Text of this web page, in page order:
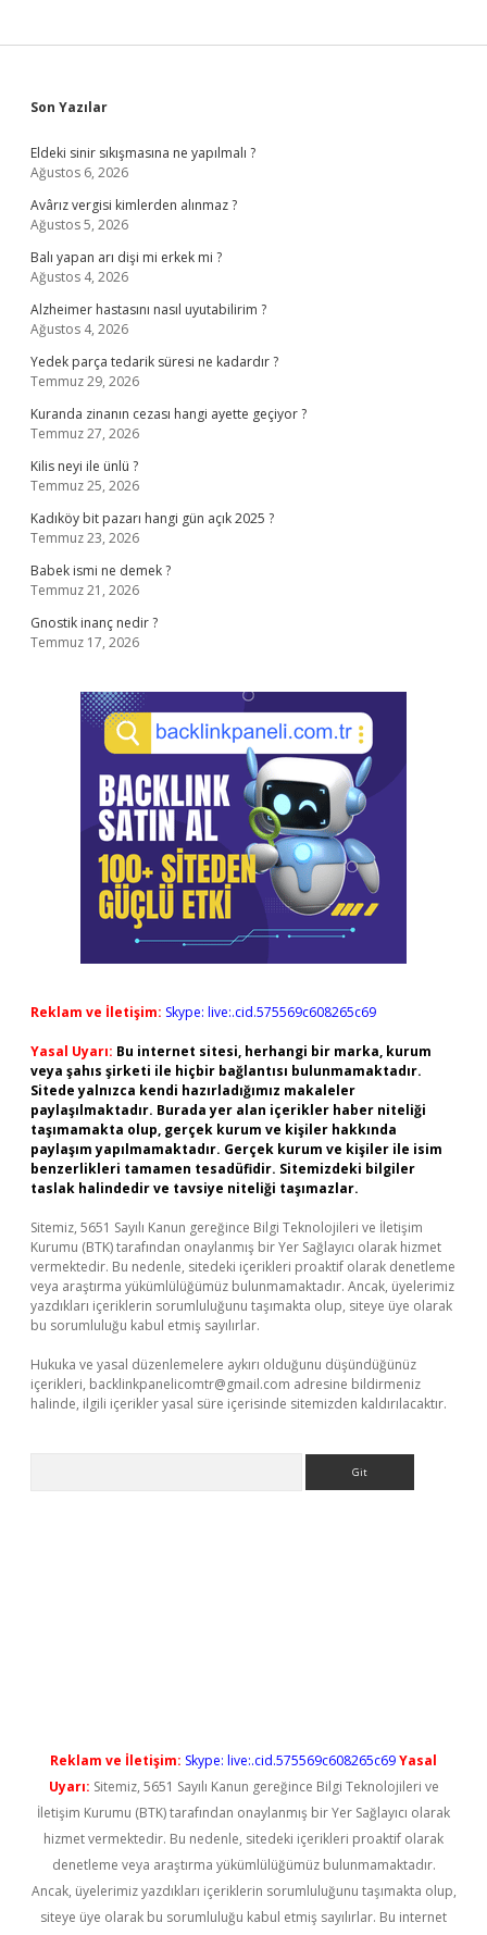
Sidebar
Son Yazılar
Eldeki sinir sıkışmasına ne yapılmalı ?
Ağustos 6, 2026
Avârız vergisi kimlerden alınmaz ?
Ağustos 5, 2026
Balı yapan arı dişi mi erkek mi ?
Ağustos 4, 2026
Alzheimer hastasını nasıl uyutabilirim ?
Ağustos 4, 2026
Yedek parça tedarik süresi ne kadardır ?
Temmuz 29, 2026
Kuranda zinanın cezası hangi ayette geçiyor ?
Temmuz 27, 2026
Kilis neyi ile ünlü ?
Temmuz 25, 2026
Kadıköy bit pazarı hangi gün açık 2025 ?
Temmuz 23, 2026
Babek ismi ne demek ?
Temmuz 21, 2026
Gnostik inanç nedir ?
Temmuz 17, 2026
Reklam ve İletişim: Skype: live:.cid.575569c608265c69
Yasal Uyarı: Bu internet sitesi, herhangi bir marka, kurum
veya şahıs şirketi ile hiçbir bağlantısı bulunmamaktadır.
Sitede yalnızca kendi hazırladığımız makaleler
paylaşılmaktadır. Burada yer alan içerikler haber niteliği
taşımamakta olup, gerçek kurum ve kişiler hakkında
paylaşım yapılmamaktadır. Gerçek kurum ve kişiler ile isim
benzerlikleri tamamen tesadüfidir. Sitemizdeki bilgiler
taslak halindedir ve tavsiye niteliği taşımazlar.
Sitemiz, 5651 Sayılı Kanun gereğince Bilgi Teknolojileri ve İletişim
Kurumu (BTK) tarafından onaylanmış bir Yer Sağlayıcı olarak hizmet
vermektedir. Bu nedenle, sitedeki içerikleri proaktif olarak denetleme
veya araştırma yükümlülüğümüz bulunmamaktadır. Ancak, üyelerimiz
yazdıkları içeriklerin sorumluluğunu taşımakta olup, siteye üye olarak
bu sorumluluğu kabul etmiş sayılırlar.
Hukuka ve yasal düzenlemelere aykırı olduğunu düşündüğünüz
içerikleri, backlinkpanelicomtr@gmail.com adresine bildirmeniz
halinde, ilgili içerikler yasal süre içerisinde sitemizden kaldırılacaktır.
Reklam ve İletişim: Skype: live:.cid.575569c608265c69Yasal
Uyarı: Sitemiz, 5651 Sayılı Kanun gereğince Bilgi Teknolojileri ve
İletişim Kurumu (BTK) tarafından onaylanmış bir Yer Sağlayıcı olarak
hizmet vermektedir. Bu nedenle, sitedeki içerikleri proaktif olarak
denetleme veya araştırma yükümlülüğümüz bulunmamaktadır.
Ancak, üyelerimiz yazdıkları içeriklerin sorumluluğunu taşımakta olup,
siteye üye olarak bu sorumluluğu kabul etmiş sayılırlar. Bu internet